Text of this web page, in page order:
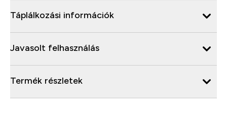
Táplálkozási információk
Javasolt felhasználás
Termék részletek